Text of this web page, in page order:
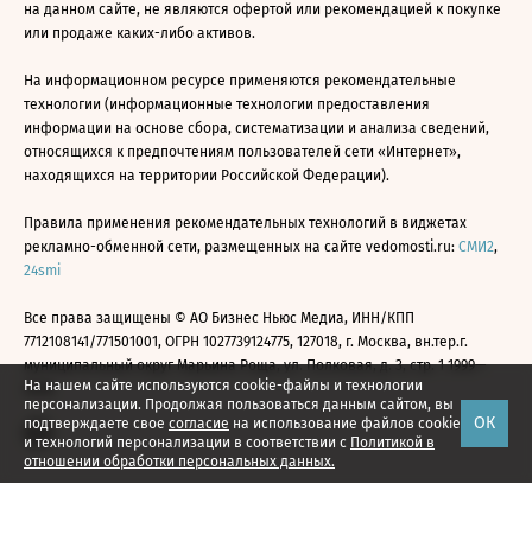
На нашем сайте используются cookie-файлы и технологии
персонализации. Продолжая пользоваться данным сайтом, вы
подтверждаете свое согласие на использование файлов cookie
и технологий персонализации в соответствии с Политикой в
отношении обработки персональных данных.
ОК
на данном сайте, не являются офертой или рекомендацией к покупке
или продаже каких-либо активов.
На информационном ресурсе применяются рекомендательные
технологии (информационные технологии предоставления
информации на основе сбора, систематизации и анализа сведений,
относящихся к предпочтениям пользователей сети «Интернет»,
находящихся на территории Российской Федерации).
Правила применения рекомендательных технологий в виджетах
рекламно-обменной сети, размещенных на сайте vedomosti.ru: СМИ2,
24smi
Все права защищены © АО Бизнес Ньюс Медиа, ИНН/КПП
7712108141/771501001, ОГРН 1027739124775, 127018, г. Москва, вн.тер.г.
муниципальный округ Марьина Роща, ул. Полковая, д. 3, стр. 1 1999—
2026